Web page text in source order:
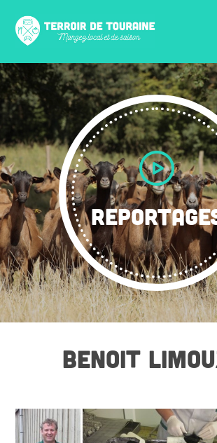
BENOIT